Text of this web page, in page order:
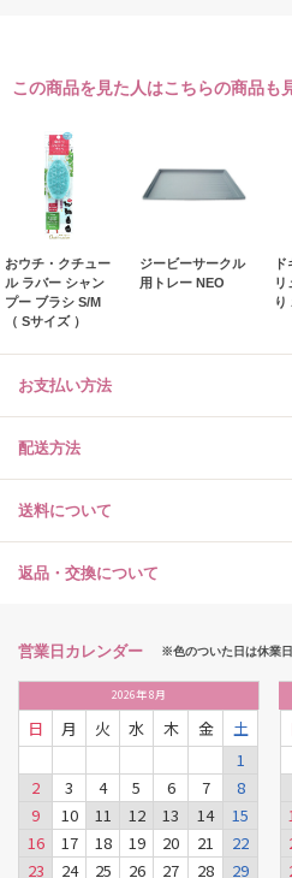
この商品を見た人はこちらの商品も
おウチ・クチュー
ル ラバー シャン
プー ブラシ S/M
（ Sサイズ ）
ジービーサークル
用トレー NEO
リ
り
お支払い方法
配送方法
送料について
返品・交換について
営業日カレンダー ※色のついた日は休業日
2026年8月
日 月 火 水 木 金
土
1
2
3 4 5 6 7
8
9
10 11 12 13 14
15
16
17 18 19 20 21
22
23
24 25 26 27 28 29